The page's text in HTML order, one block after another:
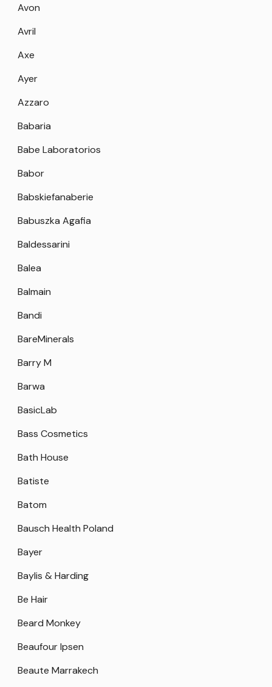
Avon
Avril
Axe
Ayer
Azzaro
Babaria
Babe Laboratorios
Babor
Babskiefanaberie
Babuszka Agafia
Baldessarini
Balea
Balmain
Bandi
BareMinerals
Barry M
Barwa
BasicLab
Bass Cosmetics
Bath House
Batiste
Batom
Bausch Health Poland
Bayer
Baylis & Harding
Be Hair
Beard Monkey
Beaufour Ipsen
Beaute Marrakech